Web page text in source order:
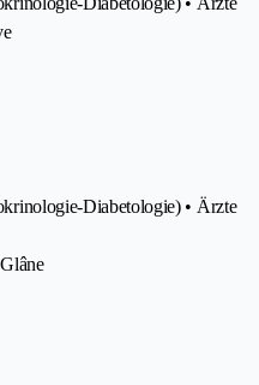
Diabetologie) • Ärzte